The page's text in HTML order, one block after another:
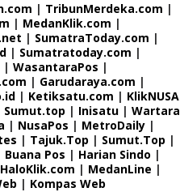
| TribunMerdeka.com |
| MedanKlik.com |
| SumatraToday.com |
| Sumatratoday.com |
| WasantaraPos |
| Garudaraya.com |
| Ketiksatu.com | KlikNUSA
Sumut.top | Inisatu| Wartara
| NusaPos | MetroDaily|
| Tajuk.Top | Sumut.Top |
Buana Pos | Harian Sindo |
HaloKlik.com | MedanLine |
| Kompas Web